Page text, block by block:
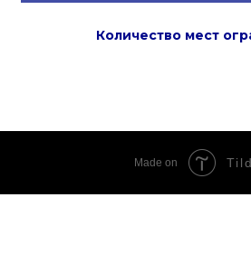
Количество мест
Made on